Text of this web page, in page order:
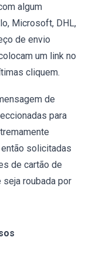
algum
Microsoft, DHL,
de envio
um link no
cliquem.
de
para
solicitadas
de cartão de
seja roubada por